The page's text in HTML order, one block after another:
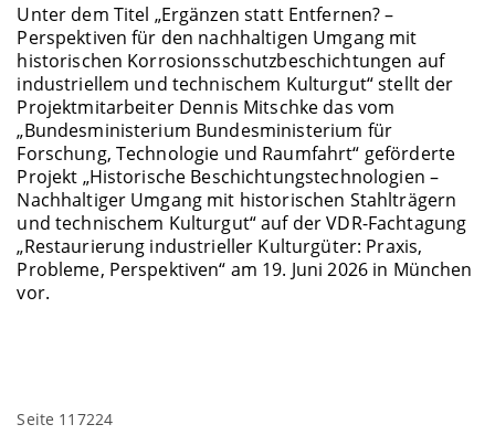
Unter dem Titel „Ergänzen statt Entfernen? –
Perspektiven für den nachhaltigen Umgang mit
historischen Korrosionsschutzbeschichtungen auf
industriellem und technischem Kulturgut“ stellt der
Projektmitarbeiter Dennis Mitschke das vom
„Bundesministerium Bundesministerium für
Forschung, Technologie und Raumfahrt“ geförderte
Projekt „Historische Beschichtungstechnologien –
Nachhaltiger Umgang mit historischen Stahlträgern
und technischem Kulturgut“ auf der VDR-Fachtagung
„Restaurierung industrieller Kulturgüter: Praxis,
Probleme, Perspektiven“ am 19. Juni 2026 in München
vor.
Seite 117224